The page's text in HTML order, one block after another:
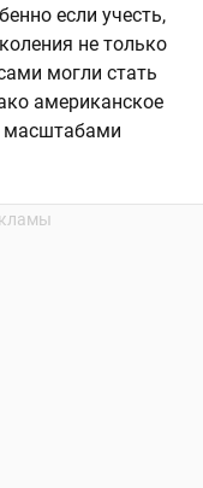
если учесть,
не только
могли стать
американское
масштабами